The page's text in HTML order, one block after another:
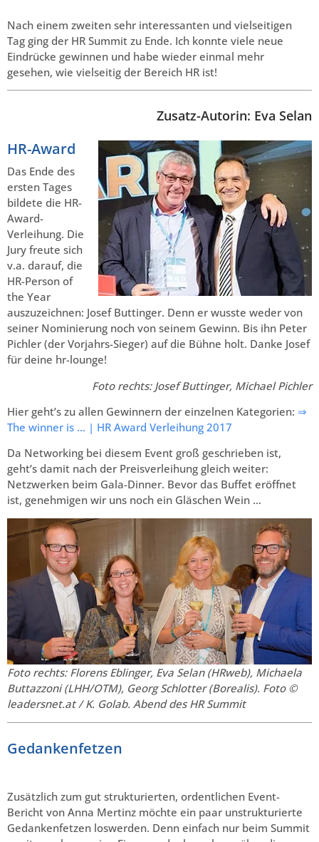
Nach einem zweiten sehr interessanten und vielseitigen
Tag ging der HR Summit zu Ende. Ich konnte viele neue
Eindrücke gewinnen und habe wieder einmal mehr
gesehen, wie vielseitig der Bereich HR ist!
Zusatz-Autorin: Eva Selan
HR-Award
Das Ende des
ersten Tages
bildete die HR-
Award-
Verleihung. Die
Jury freute sich
v.a. darauf, die
HR-Person of
the Year
auszuzeichnen: Josef Buttinger. Denn er wusste weder von
seiner Nominierung noch von seinem Gewinn. Bis ihn Peter
Pichler (der Vorjahrs-Sieger) auf die Bühne holt. Danke Josef
für deine hr-lounge!
Foto rechts: Josef Buttinger, Michael Pichler
Hier geht’s zu allen Gewinnern der einzelnen Kategorien: ⇒
The winner is … | HR Award Verleihung 2017
Da Networking bei diesem Event groß geschrieben ist,
geht’s damit nach der Preisverleihung gleich weiter:
Netzwerken beim Gala-Dinner. Bevor das Buffet eröffnet
ist, genehmigen wir uns noch ein Gläschen Wein …
Foto rechts: Florens Eblinger, Eva Selan (HRweb), Michaela
Buttazzoni (LHH/OTM), Georg Schlotter (Borealis). Foto ©
leadersnet.at / K. Golab. Abend des HR Summit
Gedankenfetzen
Zusätzlich zum gut strukturierten, ordentlichen Event-
Bericht von Anna Mertinz möchte ein paar unstrukturierte
Gedankenfetzen loswerden. Denn einfach nur beim Summit